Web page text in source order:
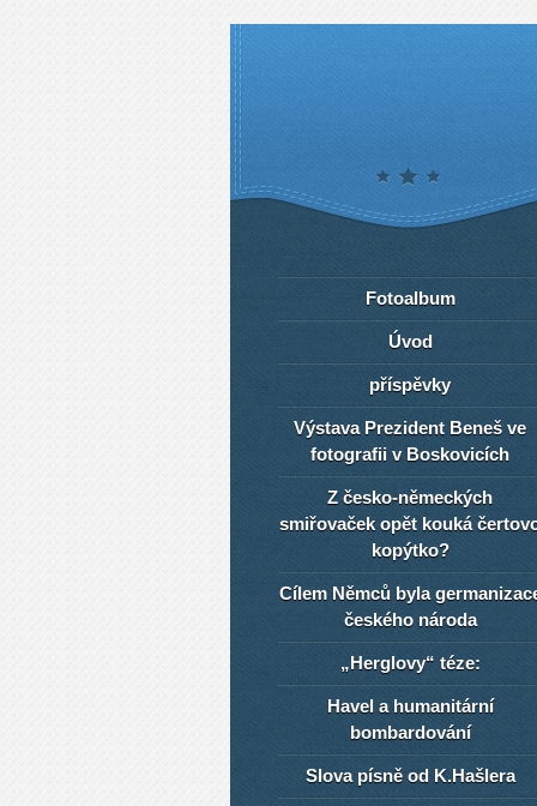
Fotoalbum
Úvod
příspěvky
Výstava Prezident Beneš ve
fotografii v Boskovicích
Z česko-německých
smiřovaček opět kouká
kopýtko?
Cílem Němců byla
českého národa
„Herglovy“ téze:
Havel a humanitární
bombardování
Slova písně od K.Hašlera